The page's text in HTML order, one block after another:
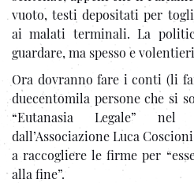
vuoto, testi depositati per
ai malati terminali. La
guardare, ma spesso e
Ora dovranno fare i conti (li
duecentomila persone che si
“Eutanasia Legale” nel
dall’Associazione Luca
a raccogliere le firme per
alla fine”.